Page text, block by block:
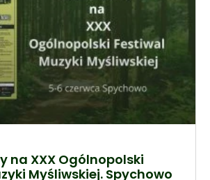
na XXX Ogólnopolski
Myśliwskiej. Spychowo